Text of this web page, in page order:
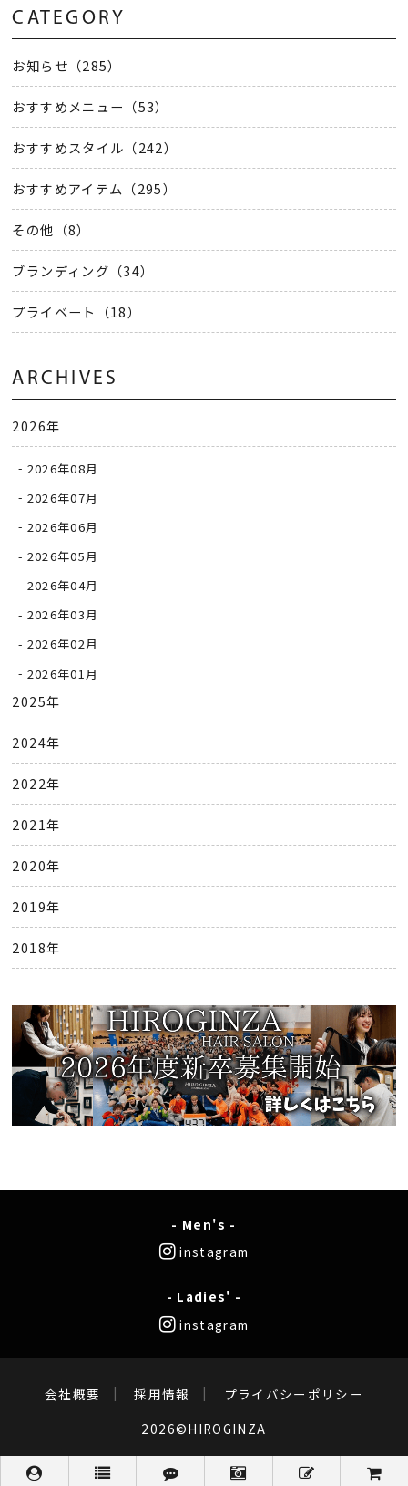
CATEGORY
お知らせ（285）
おすすめメニュー（53）
おすすめスタイル（242）
おすすめアイテム（295）
その他（8）
ブランディング（34）
プライベート（18）
ARCHIVES
2026年
2026年08月
2026年07月
2026年06月
2026年05月
2026年04月
2026年03月
2026年02月
2026年01月
2025年
2024年
2022年
2021年
2020年
2019年
2018年
- Men's -
instagram
- Ladies' -
instagram
会社概要 採用情報
プライバシーポリシー
2026©HIROGINZA